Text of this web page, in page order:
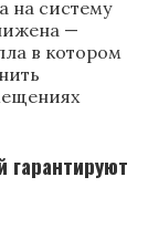
на систему
—
в котором